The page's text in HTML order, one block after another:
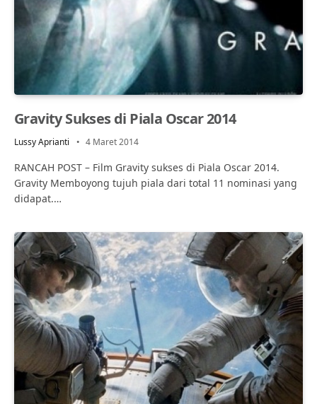
Gravity Sukses di Piala Oscar 2014
Lussy Aprianti 4 Maret 2014
RANCAH POST – Film Gravity sukses di Piala Oscar 2014.
Gravity Memboyong tujuh piala dari total 11 nominasi yang
didapat.…